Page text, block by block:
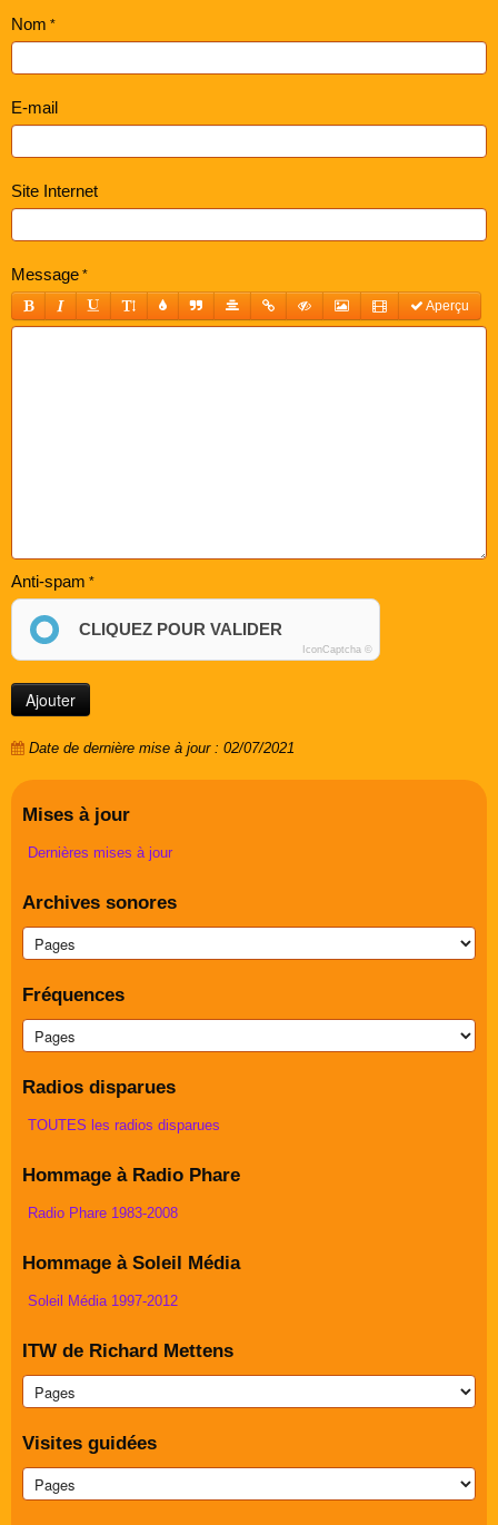
Nom
E-mail
Site Internet
Message
Aperçu
Anti-spam
CLIQUEZ POUR VALIDER
IconCaptcha ©
Date de dernière mise à jour : 02/07/2021
Mises à jour
Dernières mises à jour
Archives sonores
Fréquences
Radios disparues
TOUTES les radios disparues
Hommage à Radio Phare
Radio Phare 1983-2008
Hommage à Soleil Média
Soleil Média 1997-2012
ITW de Richard Mettens
Visites guidées